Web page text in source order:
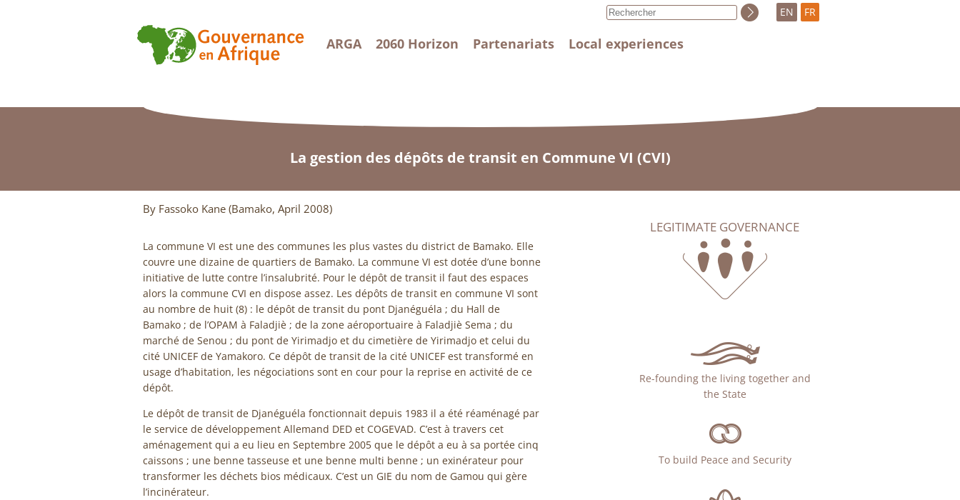
ARGA 2060 Horizon Partenariats Local experiences
EN FR
La gestion des dépôts de transit en Commune VI (CVI)
By Fassoko Kane (Bamako, April 2008)
La commune VI est une des communes les plus vastes du district de Bamako. Elle
couvre une dizaine de quartiers de Bamako. La commune VI est dotée d’une bonne
initiative de lutte contre l’insalubrité. Pour le dépôt de transit il faut des espaces
alors la commune CVI en dispose assez. Les dépôts de transit en commune VI sont
au nombre de huit (8) : le dépôt de transit du pont Djanéguéla ; du Hall de
Bamako ; de l’OPAM à Faladjiè ; de la zone aéroportuaire à Faladjiè Sema ; du
marché de Senou ; du pont de Yirimadjo et du cimetière de Yirimadjo et celui du
cité UNICEF de Yamakoro. Ce dépôt de transit de la cité UNICEF est transformé en
usage d’habitation, les négociations sont en cour pour la reprise en activité de ce
dépôt.
Le dépôt de transit de Djanéguéla fonctionnait depuis 1983 il a été réaménagé par
le service de développement Allemand DED et COGEVAD. C’est à travers cet
aménagement qui a eu lieu en Septembre 2005 que le dépôt a eu à sa portée cinq
caissons ; une benne tasseuse et une benne multi benne ; un exinérateur pour
transformer les déchets bios médicaux. C’est un GIE du nom de Gamou qui gère
l’incinérateur.
LEGITIMATE GOVERNANCE
Re-founding the living together and
the State
To build Peace and Security